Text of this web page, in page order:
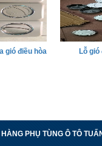
gió điều hòa Lỗ gió
PHỤ TÙNG Ô TÔ